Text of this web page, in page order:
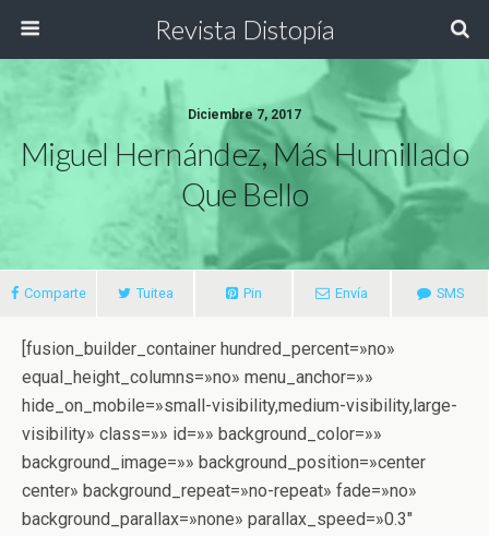
Revista Distopía
Diciembre 7, 2017
Miguel Hernández, Más Humillado
Que Bello
Comparte Tuitea Pin Envía SMS
[fusion_builder_container hundred_percent=»no»
equal_height_columns=»no» menu_anchor=»»
hide_on_mobile=»small-visibility,medium-visibility,large-
visibility» class=»» id=»» background_color=»»
background_image=»» background_position=»center
center» background_repeat=»no-repeat» fade=»no»
background_parallax=»none» parallax_speed=»0.3″